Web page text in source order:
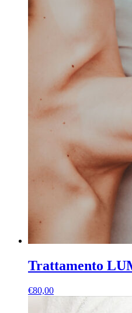
Trattamento
€80,00